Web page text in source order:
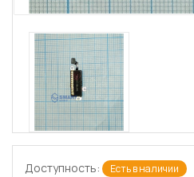
Доступность: Есть в наличии